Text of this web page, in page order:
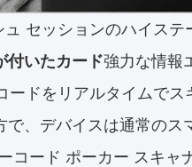
セッションのハイステ
付いたカード強力な情報
ドをリアルタイムで
、デバイスは通常のス
コード ポーカー スキャ